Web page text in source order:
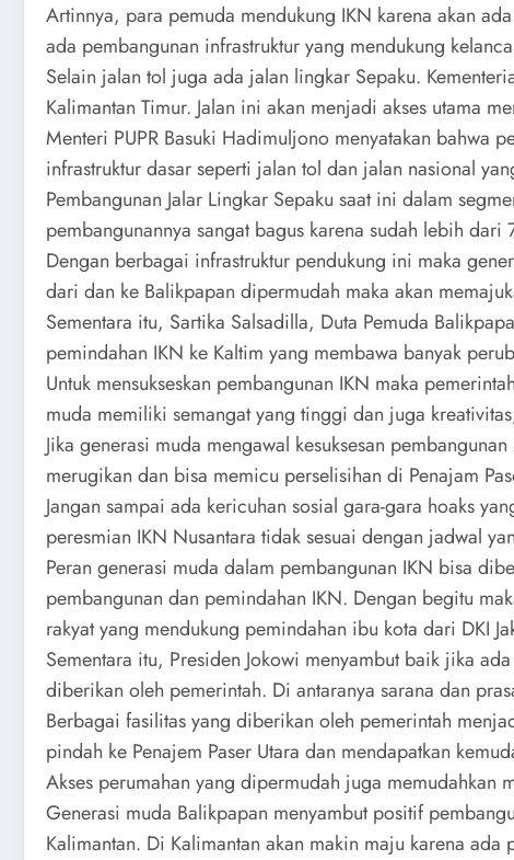
Artinnya, para pemuda mendukung IKN karena akan
ada pembangunan infrastruktur yang mendukung
Selain jalan tol juga ada jalan lingkar Sepaku.
Kalimantan Timur. Jalan ini akan menjadi akses utama
Menteri PUPR Basuki Hadimuljono menyatakan bahwa
infrastruktur dasar seperti jalan tol dan jalan nasional
Pembangunan Jalar Lingkar Sepaku saat ini dalam
pembangunannya sangat bagus karena sudah lebih dari
Dengan berbagai infrastruktur pendukung ini maka
dari dan ke Balikpapan dipermudah maka akan
Sementara itu, Sartika Salsadilla, Duta Pemuda
pemindahan IKN ke Kaltim yang membawa banyak
Untuk mensukseskan pembangunan IKN maka
muda memiliki semangat yang tinggi dan juga
Jika generasi muda mengawal kesuksesan
merugikan dan bisa memicu perselisihan di Penajam
Jangan sampai ada kericuhan sosial gara-gara hoaks
peresmian IKN Nusantara tidak sesuai dengan jadwal
Peran generasi muda dalam pembangunan IKN bisa
pembangunan dan pemindahan IKN. Dengan begitu
rakyat yang mendukung pemindahan ibu kota dari DKI
Sementara itu, Presiden Jokowi menyambut baik jika
diberikan oleh pemerintah. Di antaranya sarana dan
Berbagai fasilitas yang diberikan oleh pemerintah
pindah ke Penajem Paser Utara dan mendapatkan
Akses perumahan yang dipermudah juga memudahkan
Generasi muda Balikpapan menyambut positif
Kalimantan. Di Kalimantan akan makin maju karena